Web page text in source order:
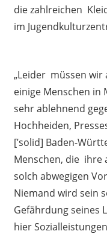
die zahlreichen
im
„Leider müssen wir
einige Menschen
sehr ablehnend
Hochheiden,
[’solid] Baden-
Menschen, die ihre
solch abwegigen
Niemand wird sein
Gefährdung seines
hier